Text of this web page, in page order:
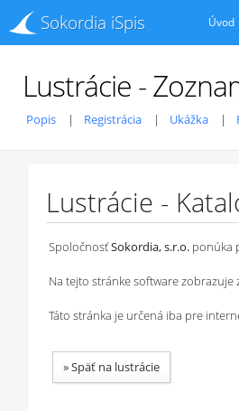
Sokordia iSpis Úvod
Lustrácie -
Popis Registrácia Ukážka
Lustrácie -
SpoločnosťSokordia, s.r.o. ponúka
Na tejto stránke software
Táto stránka je určená iba pre
»Späť na lustrácie